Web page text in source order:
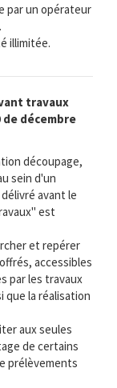
par un opérateur
illimitée.
travaux
de décembre
découpage,
sein d'un
avant le
est
et repérer
accessibles
par les travaux
que la réalisation
aux seules
de certains
prélèvements